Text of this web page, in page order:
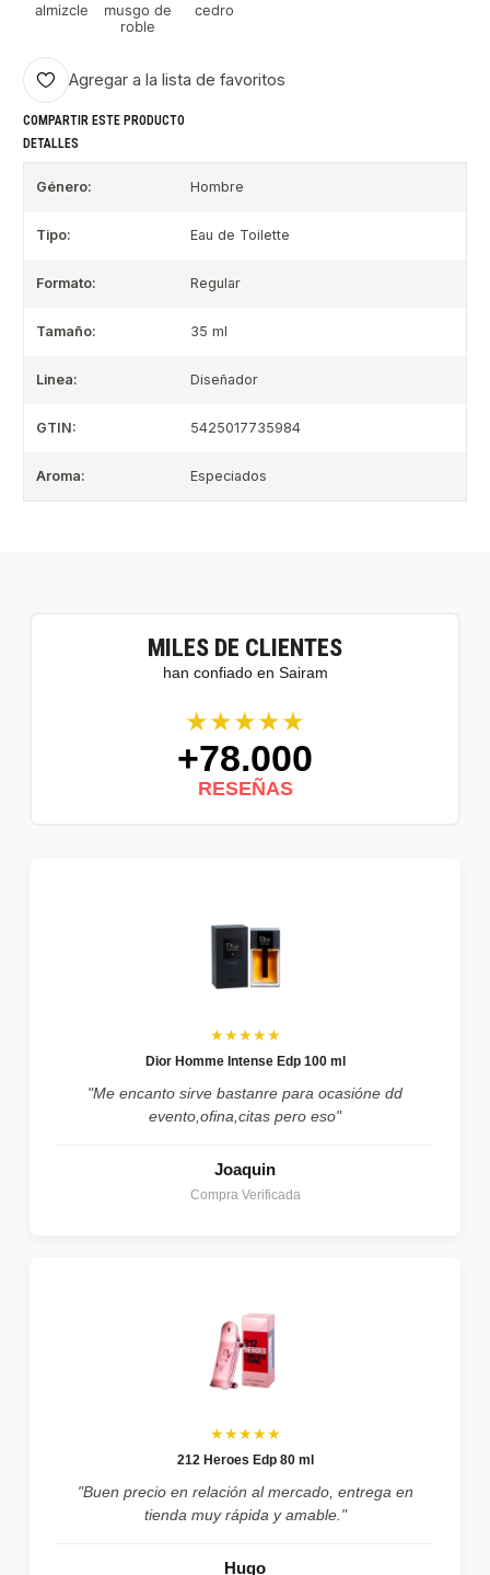
almizcle
musgo de
roble
cedro
Agregar a la lista de favoritos
COMPARTIR ESTE PRODUCTO
DETALLES
Género: Hombre
Tipo: Eau de Toilette
Formato: Regular
Tamaño: 35 ml
Linea: Diseñador
GTIN: 5425017735984
Aroma: Especiados
MILES DE CLIENTES
han confiado en Sairam
★★★★★
+78.000
RESEÑAS
★★★★★
Dior Homme Intense Edp 100 ml
"Me encanto sirve bastanre para ocasióne dd
evento,ofina,citas pero eso"
Joaquin
Compra Verificada
★★★★★
212 Heroes Edp 80 ml
"Buen precio en relación al mercado, entrega en
tienda muy rápida y amable."
Hugo